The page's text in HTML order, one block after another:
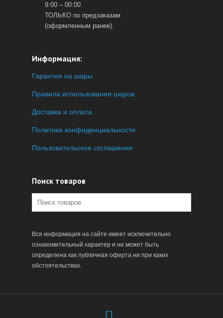
9:00 – 00:00
ТОЛЬКО по предзаказам
(оформленным ранее).
Информация:
Гарантия на шары
Правила использования шаров
Доставка и оплата
Политика конфиденциальности
Пользовательское соглашение
Поиск товаров
Вся информация на сайте имеет исключительно
ознакомительный характер и не может быть
определена как публичная оферта ни при каких
обстоятельствах.